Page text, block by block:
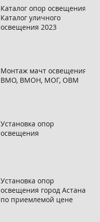
Каталог опор освещения,
Каталог уличного
освещения 2023
Монтаж мачт освещения
ВМО, ВМОН, МОГ, ОВМ
Установка опор
освещения
Установка опор
освещения город Астана
по приемлемой цене